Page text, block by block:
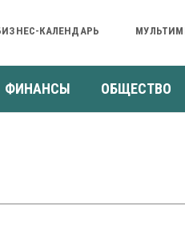
КАЛЕНДАРЬ
ФИНАНСЫ ОБЩЕСТВО